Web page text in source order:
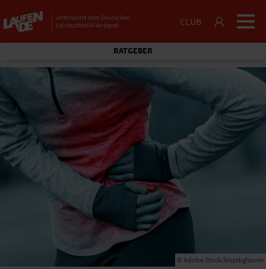
CLUB
RATGEBER
© Adobe Stock/leszekglasner